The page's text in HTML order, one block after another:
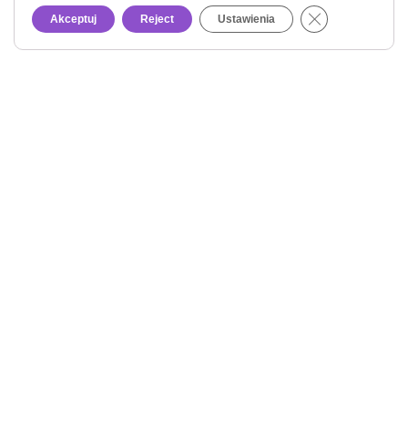
Akceptuj Reject Ustawienia Close GDPR